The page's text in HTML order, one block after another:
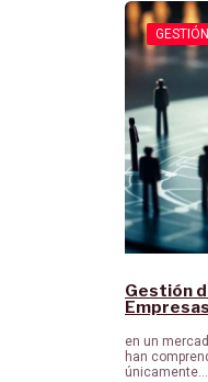
Gestión
en un
han
únicamente…